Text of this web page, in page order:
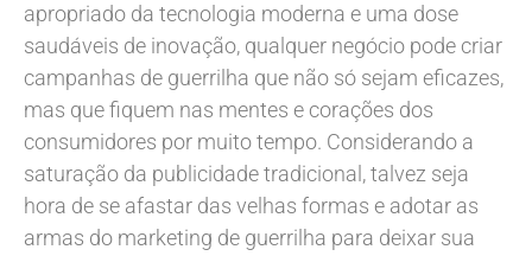
apropriado da tecnologia moderna e uma dose
saudáveis de inovação, qualquer negócio pode criar
campanhas de guerrilha que não só sejam eficazes,
mas que fiquem nas mentes e corações dos
consumidores por muito tempo. Considerando a
saturação da publicidade tradicional, talvez seja
hora de se afastar das velhas formas e adotar as
armas do marketing de guerrilha para deixar sua